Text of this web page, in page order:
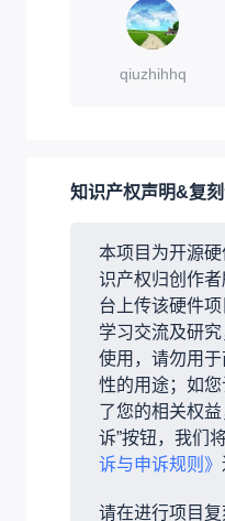
qiuzhihhq
知识产权声明&复
本项目为开源
识产权归创作
台上传该硬件
学习交流及研
使用，请勿用于
性的用途；如
了您的相关权
诉”按钮，我们
诉与申诉规则》
请在进行项目